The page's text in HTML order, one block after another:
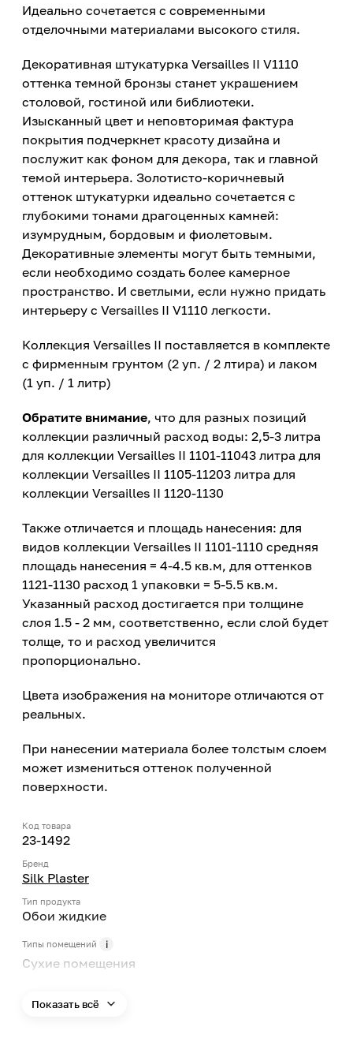
Идеально сочетается с современными
отделочными материалами высокого стиля.
Декоративная штукатурка Versailles II V1110
оттенка темной бронзы станет украшением
столовой, гостиной или библиотеки.
Изысканный цвет и неповторимая фактура
покрытия подчеркнет красоту дизайна и
послужит как фоном для декора, так и главной
темой интерьера. Золотисто-коричневый
оттенок штукатурки идеально сочетается с
глубокими тонами драгоценных камней:
изумрудным, бордовым и фиолетовым.
Декоративные элементы могут быть темными,
если необходимо создать более камерное
пространство. И светлыми, если нужно придать
интерьеру с Versailles II V1110 легкости.
Коллекция Versailles II поставляется в комплекте
с фирменным грунтом (2 уп. / 2 лтира) и лаком
(1 уп. / 1 литр)
Обратите внимание, что для разных позиций
коллекции различный расход воды: 2,5-3 литра
для коллекции Versailles II 1101-11043 литра для
коллекции Versailles II 1105-11203 литра для
коллекции Versailles II 1120-1130
Также отличается и площадь нанесения: для
видов коллекции Versailles II 1101-1110 средняя
площадь нанесения = 4-4.5 кв.м, для оттенков
1121-1130 расход 1 упаковки = 5-5.5 кв.м.
Указанный расход достигается при толщине
слоя 1.5 - 2 мм, соответственно, если слой будет
толще, то и расход увеличится
пропорционально.
Цвета изображения на мониторе отличаются от
реальных.
При нанесении материала более толстым слоем
может измениться оттенок полученной
поверхности.
Код товара
23-1492
Бренд
Silk Plaster
Тип продукта
Обои жидкие
Типы помещений
Сухие помещения
Стена, Потолок
Показать всё